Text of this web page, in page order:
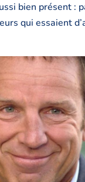
bien présent :
qui essaient